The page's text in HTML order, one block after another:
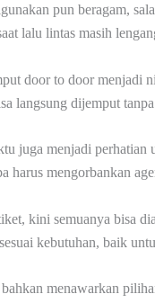
pun beragam,
lalu lintas masih
door to door menjadi
langsung dijemput
juga menjadi perhatian
harus mengorbankan
kini semuanya bisa
kebutuhan, baik
menawarkan